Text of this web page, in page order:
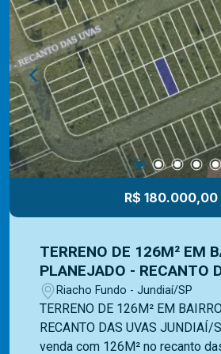
de festas, terraço,
conta ainda com cabeamento
segurança 24 horas. Somos uma imobiliária com
mais de 40 anos de mercado e
experiência na administração
venda ou locação. Contamos
opção de imóveis residenciais,
lançamentos e equipe
especializada e recebe
para melhor te atender. Ligue e solicite seu
R$ 180.000,00
TERRENO DE 126M² EM
PLANEJADO - RECANTO
JUNDIAÍ/SP
Riacho Fundo - Jundiaí/SP
TERRENO DE 126M² EM
RECANTO DAS UVAS JUNDIAÍ/SP
venda com 126M² no recanto